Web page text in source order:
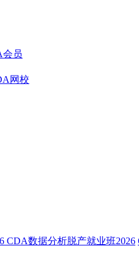
会员
网校
CDA数据分析脱产就业班2026